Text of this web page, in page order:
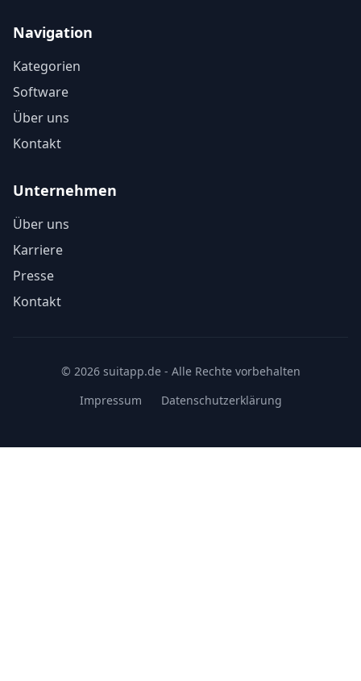
Navigation
Kategorien
Software
Über uns
Kontakt
Unternehmen
Über uns
Karriere
Presse
Kontakt
© 2026 suitapp.de - Alle Rechte vorbehalten
Impressum
Datenschutzerklärung